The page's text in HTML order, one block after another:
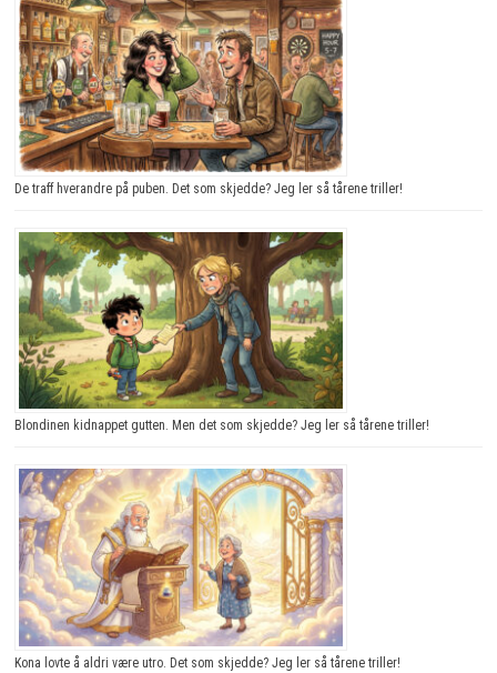
De traff hverandre på puben. Det som skjedde? Jeg ler så tårene triller!
Blondinen kidnappet gutten. Men det som skjedde? Jeg ler så tårene triller!
Kona lovte å aldri være utro. Det som skjedde? Jeg ler så tårene triller!